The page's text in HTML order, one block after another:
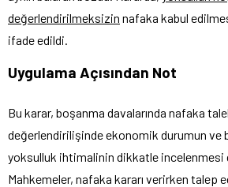
değerlendirilmeksizin nafaka kabul
ifade edildi.
Uygulama Açısından Not
Bu karar, boşanma davalarında nafaka
değerlendirilişinde ekonomik durumun ve
yoksulluk ihtimalinin dikkatle
Mahkemeler, nafaka kararı verirken talep